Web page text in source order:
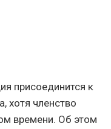
присоединится к
хотя членство
времени. Об этом